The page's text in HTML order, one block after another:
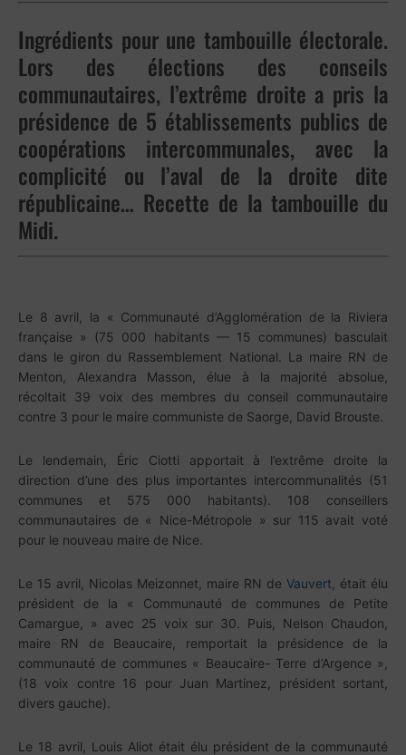
Ingrédients pour une tambouille électorale.
Lors des élections des conseils
communautaires, l’extrême droite a pris la
présidence de 5 établissements publics de
coopérations intercommunales, avec la
complicité ou l’aval de la droite dite
républicaine… Recette de la tambouille du
Midi.
Le 8 avril, la « Communauté d’Agglomération de la Riviera
française » (75 000 habitants — 15 communes) basculait
dans le giron du Rassemblement National. La maire RN de
Menton, Alexandra Masson, élue à la majorité absolue,
récoltait 39 voix des membres du conseil communautaire
contre 3 pour le maire communiste de Saorge, David Brouste.
Le lendemain, Éric Ciotti apportait à l’extrême droite la
direction d’une des plus importantes intercommunalités (51
communes et 575 000 habitants). 108 conseillers
communautaires de « Nice-Métropole » sur 115 avait voté
pour le nouveau maire de Nice.
Le 15 avril, Nicolas Meizonnet, maire RN de Vauvert , était élu
président de la « Communauté de communes de Petite
Camargue, » avec 25 voix sur 30. Puis, Nelson Chaudon,
maire RN de Beaucaire, remportait la présidence de la
communauté de communes « Beaucaire- Terre d’Argence »,
(18 voix contre 16 pour Juan Martinez, président sortant,
divers gauche).
Le 18 avril, Louis Aliot était élu président de la communauté